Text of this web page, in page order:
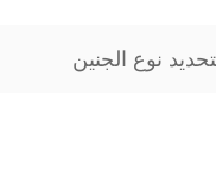
نوع الجنين